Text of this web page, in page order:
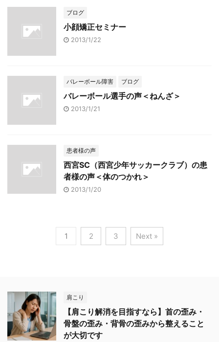
ブログ
小顔矯正セミナー
2013/1/22
バレーボール障害 ブログ
バレーボール選手の声＜ねんざ＞
2013/1/21
患者様の声
西宮SC（西宮少年サッカークラブ）の患
者様の声＜体のつかれ＞
2013/1/20
1 2 3 Next »
肩こり
【肩こり解消を目指すなら】首の歪み・
骨盤の歪み・背骨の歪みから整えること
が大切です